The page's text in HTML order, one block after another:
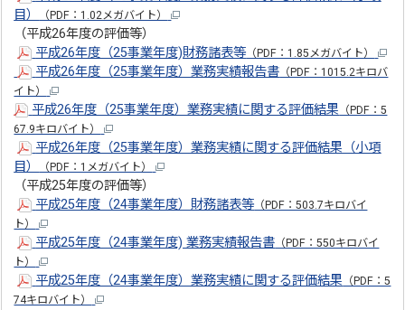
目）
（PDF：1.02メガバイト）
（平成26年度の評価等）
平成26年度（25事業年度)財務諸表等 （PDF：1.85メガバイト）
平成26年度（25事業年度）業務実績報告書 （PDF：1015.2キロバ
イト）
平成26年度（25事業年度）業務実績に関する評価結果
（PDF：5
67.9キロバイト）
平成26年度（25事業年度）業務実績に関する評価結果（小項
目）
（PDF：1メガバイト）
（平成25年度の評価等）
平成25年度（24事業年度）財務諸表等 （PDF：503.7キロバイ
ト）
平成25年度（24事業年度) 業務実績報告書 （PDF：550キロバイ
ト）
平成25年度（24事業年度）業務実績に関する評価結果
（PDF：5
74キロバイト）